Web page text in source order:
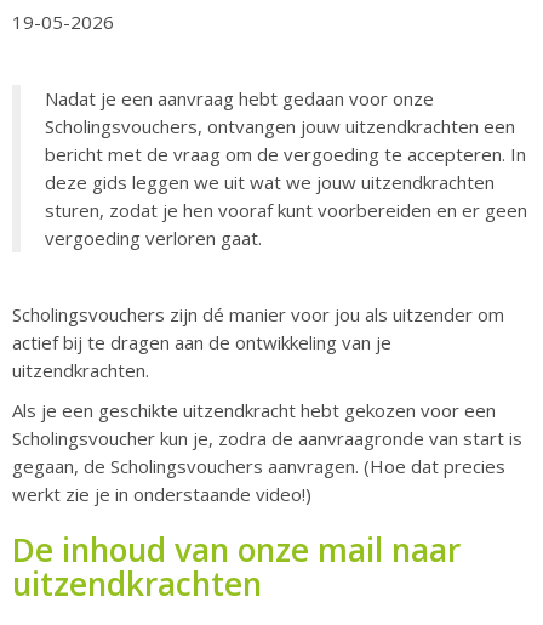
19-05-2026
Nadat je een aanvraag hebt gedaan voor onze
Scholingsvouchers, ontvangen jouw uitzendkrachten een
bericht met de vraag om de vergoeding te accepteren. In
deze gids leggen we uit wat we jouw uitzendkrachten
sturen, zodat je hen vooraf kunt voorbereiden en er geen
vergoeding verloren gaat.
Scholingsvouchers zijn dé manier voor jou als uitzender om
actief bij te dragen aan de ontwikkeling van je
uitzendkrachten.
Als je een geschikte uitzendkracht hebt gekozen voor een
Scholingsvoucher kun je, zodra de aanvraagronde van start is
gegaan, de Scholingsvouchers aanvragen. (Hoe dat precies
werkt zie je in onderstaande video!)
De inhoud van onze mail naar
uitzendkrachten